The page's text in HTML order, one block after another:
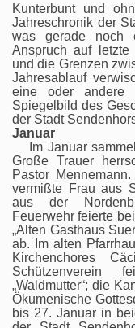
Kunterbunt und
Jahreschronik der
was gerade noch
Anspruch auf letzte
und die Grenzen
Jahresablauf
eine oder andere
Spiegelbild des
der Stadt
Januar
Im Januar
Große Trauer
Pastor
vermißte Frau aus
aus der
Feuerwehr feierte
„Alten Gasthaus
ab. Im alten
Kirchenchores
Schützenverein
„Waldmutter“; die
Ökumenische
bis 27. Januar in